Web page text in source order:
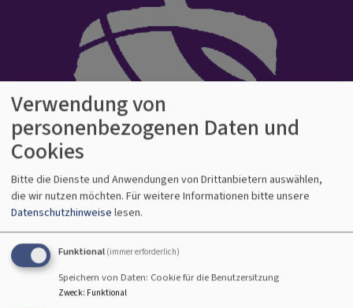
Evangelisch-Lutherisches Dekanat
Bamberg
Kirche auf gutem Grund
Hauptnavigation
Verwendung von
personenbezogenen Daten und
Cookies
Bitte die Dienste und Anwendungen von Drittanbietern auswählen,
die wir nutzen möchten. Für weitere Informationen bitte unsere
Datenschutzhinweise lesen.
Funktional (immer erforderlich)
Speichern von Daten: Cookie für die Benutzersitzung
Zweck: Funktional